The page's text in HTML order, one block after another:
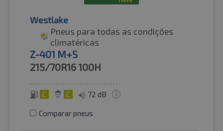
Westlake
Pneus para todas as condições
climatéricas
Z-401 M+S
215/70R16100H
C C 72 dB
Comparar pneus